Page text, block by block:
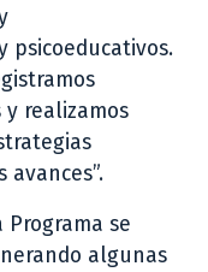
psicoeducativos.
y realizamos
Programa se
algunas